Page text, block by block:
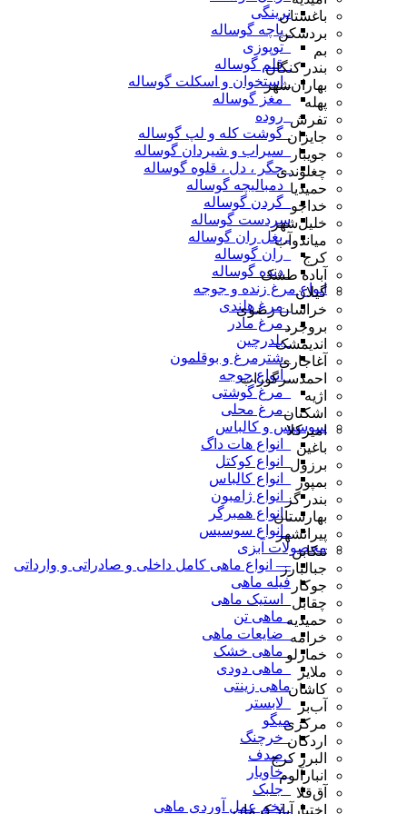
نرینگی
_پاچه گوساله
_توپوزی
_قلم گوساله
_استخوان و اسکلت گوساله
_مغز گوساله
_روده
_گوشت کله و لپ گوساله
_سیراب و شیردان گوساله
_جگر ، دل ، قلوه گوساله
_دمبالیچه گوساله
_گردن گوساله
سردست گوساله
ـ بغل ران گوساله
_ران گوساله
_دنده گوساله
انواع مرغ زنده و جوجه
_مرغ هلندی
_مرغ مادر
_بلدرچین
_شترمرغ و بوقلمون
_انواع جوجه
_مرغ گوشتی
_مرغ محلی
سوسیس و کالباس
_انواع هات داگ
_انواع کوکتل
_انواع کالباس
_انواع ژامبون
_انواع همبرگر
_انواع سوسیس
محصولات آبزی
— انواع ماهی کامل داخلی و صادراتی و وارداتی
فیله ماهی
_استیک ماهی
_ماهی تن
_ضایعات ماهی
_ماهی خشک
_ماهی دودی
ماهی زینتی
_لابستر
میگو
_خرچنگ
_صدف
_خاویار
_جلبک
_تخم عمل آوردی ماهی
باغستان
بردسکن
بم
بندر کنگان
بهاران‌شهر
پهله
تفرش
جایزان
جویبار
چغلوندی
حمیدیا
خداجو
خلیل‌شهر
میاندوآب
کرج
آباده طشک
گیلان
خراسان رضوی
بروجرد
اندیمشک
آغاجاری
احمدسرگوراب
اژیه
اشکنان
امیرکلا
باغین
برزول
بمپور
بندر گز
بهارستان
پیرانشهر
تنکابن
جبالبارز
جوکار
چقابل
حمیدیه
خرامه
خمارلو
ملایر
کاشان
آب‌بر
مرکزی
اردکان
البرز کرج
انبارآلوم
آق‌قلا
اختیارآباد کرمان